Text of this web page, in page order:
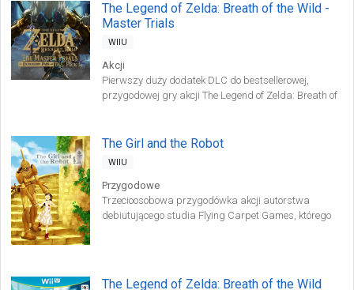
The Legend of Zelda: Breath of the Wild -
Master Trials
WIIU
Akcji
Pierwszy duży dodatek DLC do bestsellerowej,
przygodowej gry akcji The Legend of Zelda: Breath of
The Girl and the Robot
WIIU
Przygodowe
Trzecioosobowa przygodówka akcji autorstwa
debiutującego studia Flying Carpet Games, którego
The Legend of Zelda: Breath of the Wild